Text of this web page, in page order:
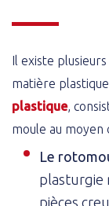
Il existe
matière
plastique,
moule au moyen
Le
plasturgie
pièces